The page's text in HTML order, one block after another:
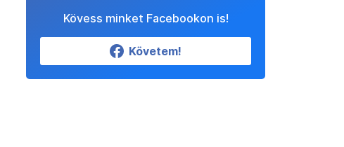
Kövess minket Facebookon is!
Követem!